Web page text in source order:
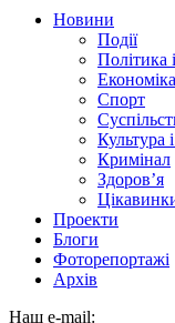
Новини
Події
Політика
Економіка
Спорт
Культура
Кримінал
Здоров’я
Проекти
Блоги
Фоторепортажі
Архів
Наш e-mail: